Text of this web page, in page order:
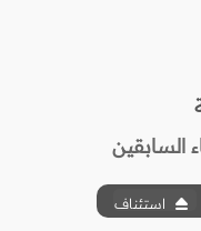
السابقين
استئناف